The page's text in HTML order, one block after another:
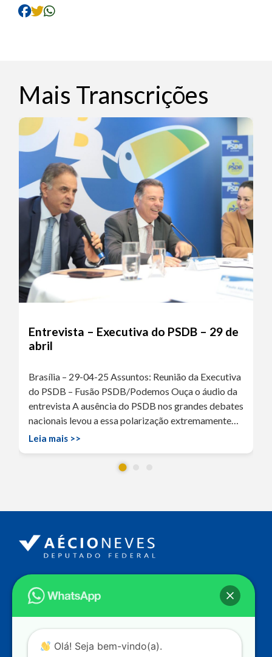
Mais Transcrições
Entrevista – Executiva do PSDB – 29 de
abril
Brasília – 29-04-25 Assuntos: Reunião da Executiva
do PSDB – Fusão PSDB/Podemos Ouça o áudio da
entrevista A ausência do PSDB nos grandes debates
nacionais levou a essa polarização extremamente…
Leia mais >>
Endereço
Câmara dos Deputados
Ed. Principal, Ala C – Gabinete
Contato
dep.aecioneves@camara.leg.br
Olá! Seja bem-vindo(a).